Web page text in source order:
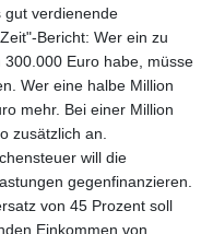
gut verdienende
Bericht: Wer ein zu
Euro habe, müsse
Wer eine halbe Million
mehr. Bei einer Million
zusätzlich an.
will die
gegenfinanzieren.
von 45 Prozent soll
Einkommen von